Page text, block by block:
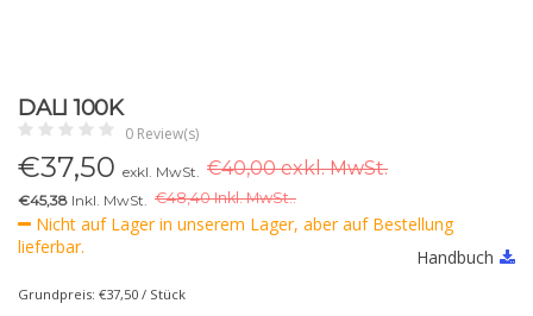
DALI 100K
0 Review(s)
€37,50 exkl. MwSt. €40,00 exkl. MwSt.
€45,38 Inkl. MwSt. €48,40 Inkl. MwSt..
Nicht auf Lager in unserem Lager, aber auf Bestellung
lieferbar.
Handbuch
Grundpreis: €37,50 / Stück